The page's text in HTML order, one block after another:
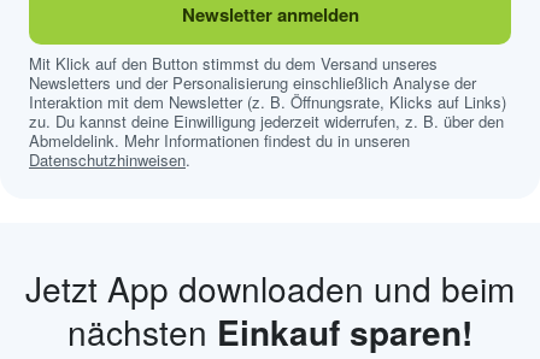
Newsletter anmelden
Mit Klick auf den Button stimmst du dem Versand unseres
Newsletters und der Personalisierung einschließlich Analyse der
Interaktion mit dem Newsletter (z. B. Öffnungsrate, Klicks auf Links)
zu. Du kannst deine Einwilligung jederzeit widerrufen, z. B. über den
Abmeldelink. Mehr Informationen findest du in unseren
Datenschutzhinweisen.
Jetzt App downloaden und beim
nächsten Einkauf sparen!